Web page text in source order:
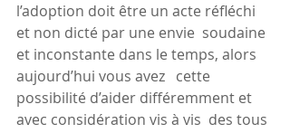
l’adoption doit être un acte réfléchi
et non dicté par une envie  soudaine
et inconstante dans le temps, alors
aujourd’hui vous avez   cette
possibilité d’aider différemment et
avec considération vis à vis  des tous